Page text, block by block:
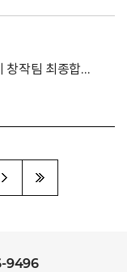
창작팀 최종합격자 발
9496